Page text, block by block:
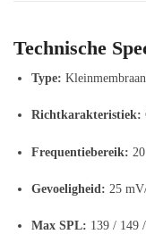
Technische
Type:
Richtkarakteristiek:
Frequentiebereik:
Gevoeligheid: 25
Max SPL: 139 / 149